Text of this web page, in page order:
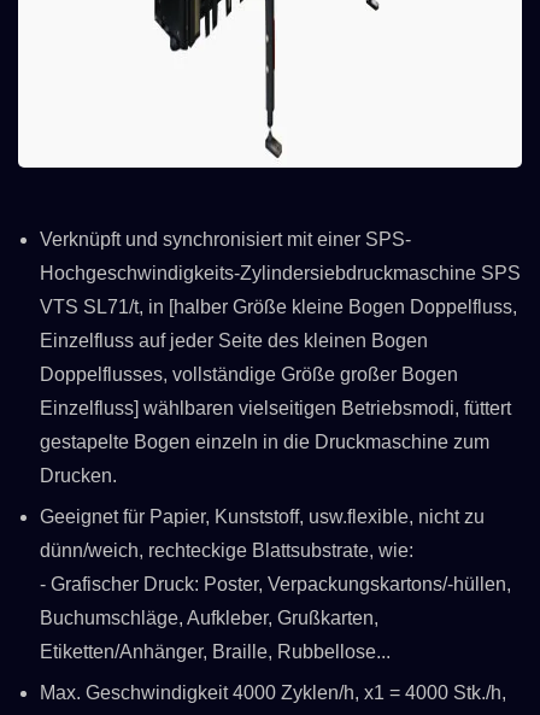
Verknüpft und synchronisiert mit einer SPS-
Hochgeschwindigkeits-Zylindersiebdruckmaschine SPS
VTS SL71/t, in [halber Größe kleine Bogen Doppelfluss,
Einzelfluss auf jeder Seite des kleinen Bogen
Doppelflusses, vollständige Größe großer Bogen
Einzelfluss] wählbaren vielseitigen Betriebsmodi, füttert
gestapelte Bogen einzeln in die Druckmaschine zum
Drucken.
Geeignet für Papier, Kunststoff, usw.flexible, nicht zu
dünn/weich, rechteckige Blattsubstrate, wie:
- Grafischer Druck: Poster, Verpackungskartons/-hüllen,
Buchumschläge, Aufkleber, Grußkarten,
Etiketten/Anhänger, Braille, Rubbellose...
Max. Geschwindigkeit 4000 Zyklen/h, x1 = 4000 Stk./h,